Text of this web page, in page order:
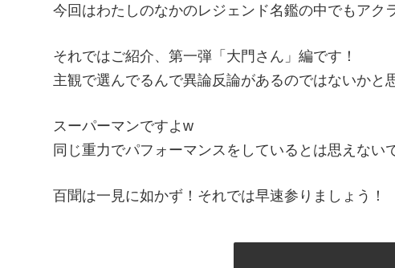
今回はわたしのなかのレジェンド名鑑の中でもアク
それではご紹介、第一弾「大門さん」編です！
主観で選んでるんで異論反論があるのではないかと
スーパーマンですよw
同じ重力でパフォーマンスをしているとは思えない
百聞は一見に如かず！それでは早速参りましょう！